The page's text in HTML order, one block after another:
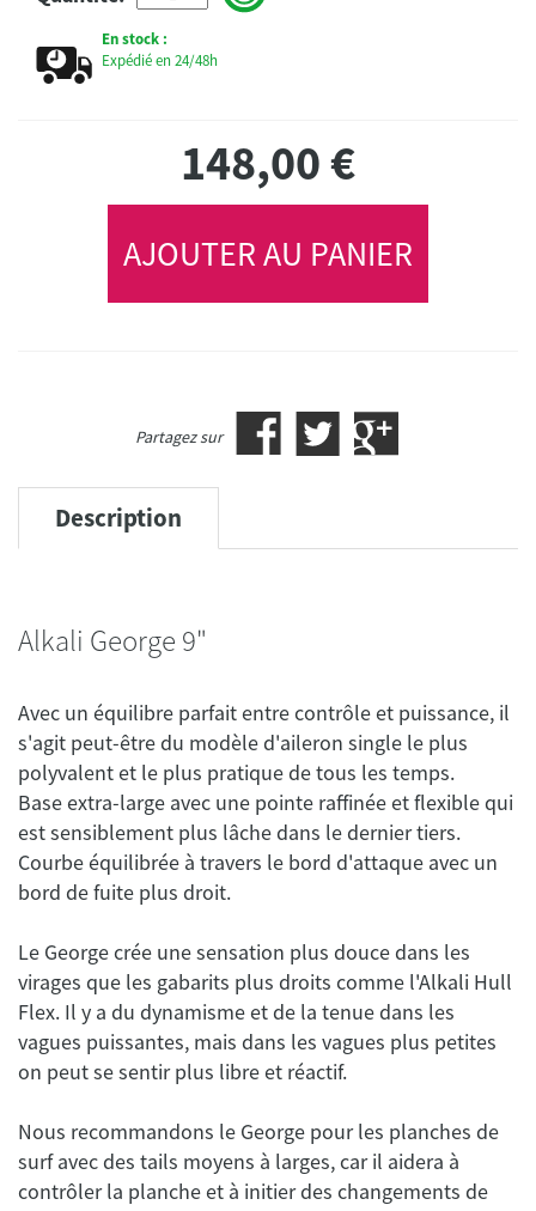
En stock :
Expédié en 24/48h
148,00€
AJOUTER AU PANIER
Partagez sur
Description
Alkali George 9"
Avec un équilibre parfait entre contrôle et puissance, il
s'agit peut-être du modèle d'aileron single le plus
polyvalent et le plus pratique de tous les temps.
Base extra-large avec une pointe raffinée et flexible qui
est sensiblement plus lâche dans le dernier tiers.
Courbe équilibrée à travers le bord d'attaque avec un
Le George crée une sensation plus douce dans les
virages que les gabarits plus droits comme l'Alkali Hull
Flex. Il y a du dynamisme et de la tenue dans les
vagues puissantes, mais dans les vagues plus petites
Nous recommandons le George pour les planches de
surf avec des tails moyens à larges, car il aidera à
contrôler la planche et à initier des changements de